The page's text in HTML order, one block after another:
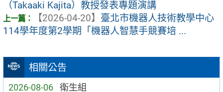
相關公告
2026-08-06 衛生組
（Takaaki Kajita）教授發表專題演講
【2026-04-20】 臺北市機器人技術教學中心
114學年度第2學期「機器人智慧手競賽培 ...